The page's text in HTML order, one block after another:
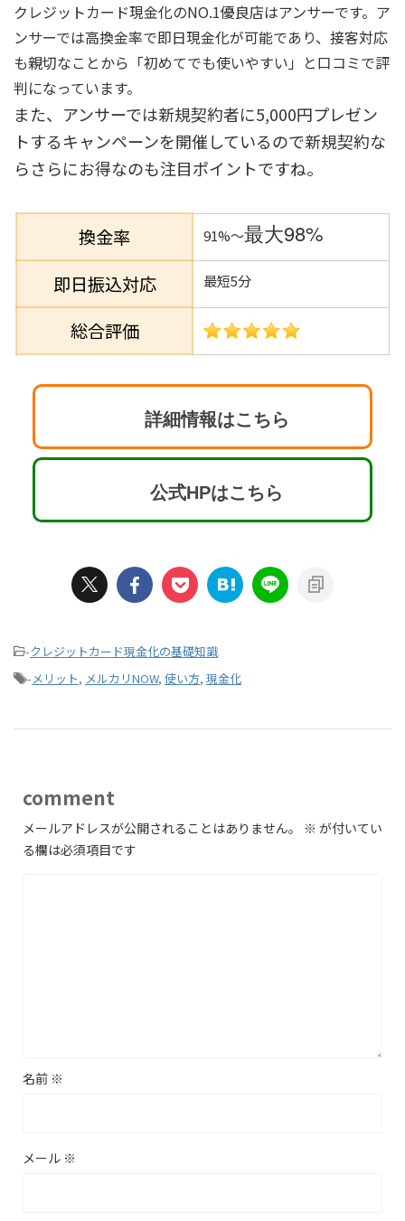
クレジットカード現金化のNO.1優良店はアンサーです。ア
ンサーでは高換金率で即日現金化が可能であり、接客対応
も親切なことから「初めてでも使いやすい」と口コミで評
判になっています。
また、アンサーでは新規契約者に5,000円プレゼン
トするキャンペーンを開催しているので新規契約な
らさらにお得なのも注目ポイントですね。
換金率 91%～最大98%
即日振込対応 最短5分
総合評価
詳細情報はこちら
公式HPはこちら
-クレジットカード現金化の基礎知識
-メリット, メルカリNOW, 使い方, 現金化
comment
メールアドレスが公開されることはありません。 ※ が付いてい
る欄は必須項目です
名前 ※
メール ※